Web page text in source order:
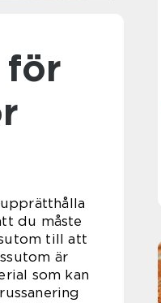
du måste
till att
är
som kan